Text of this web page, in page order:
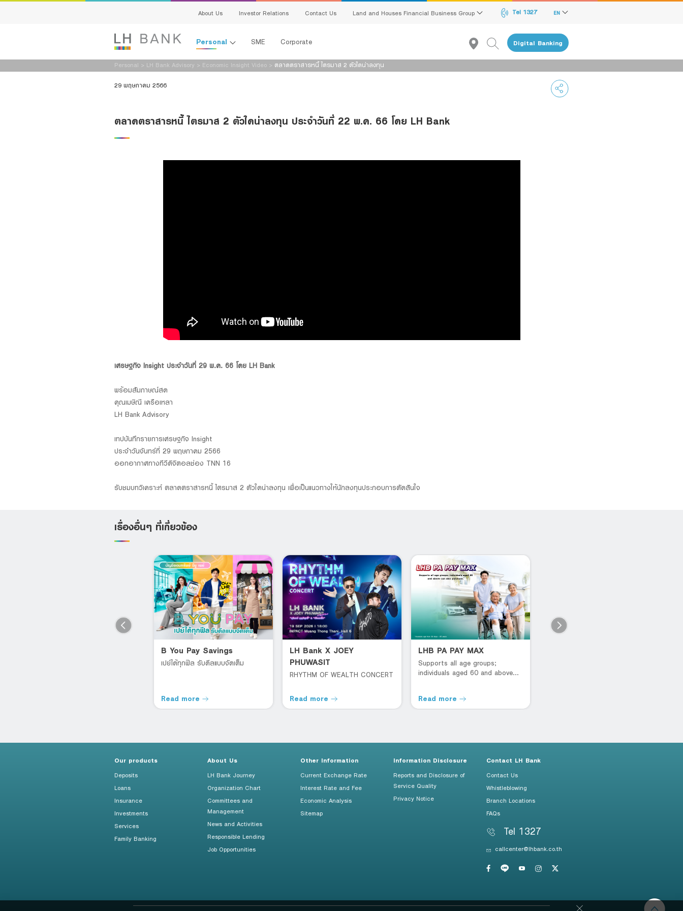
About Us Investor Relations Contact Us Land and Houses Financial Business Group Tel 1327 EN
Personal SME Corporate Digital Banking
Insurance
Personal > LH Bank Advisory > Economic Insight Video > ตลาดตราสารหนี้ ไตรมาส 2 ตัวใดน่าลงทุน
29 พฤษภาคม 2566
ตลาดตราสารหนี้ ไตรมาส 2 ตัวใดน่าลงทุน ประจำวันที่ 22 พ.ค. 66 โดย LH Bank
เศรษฐกิจ Insight ประจำวันที่ 29 พ.ค. 66 โดย LH Bank
พร้อมสัมภาษณ์สด
คุณเมษิณี เครือเหลา
LH Bank Advisory
เทปบันทึกรายการเศรษฐกิจ Insight
ประจำวันจันทร์ที่ 29 พฤษภาคม 2566
ออกอากาศทางทีวีดิจิตอลช่อง TNN 16
รับชมบทวิเคราะห์ ตลาดตราสารหนี้ ไตรมาส 2 ตัวใดน่าลงทุน เพื่อเป็นแนวทางให้นักลงทุนประกอบการตัดสินใจ
เรื่องอื่นๆ ที่เกี่ยวข้อง
B You Pay Savings
เปย์ได้ทุกฟิล รับดีลแบบจัดเต็ม
Read more
LH Bank X JOEY
PHUWASIT
RHYTHM OF WEALTH CONCERT
Read more
LHB PA PAY MAX
Supports all age groups;
individuals aged 60 and above
Read more
Our products
Deposits
Loans
Insurance
Investments
Services
Family Banking
About Us
LH Bank Journey
Organization Chart
Committees and
Management
News and Activities
Responsible Lending
Job Opportunities
Other Information
Current Exchange Rate
Interest Rate and Fee
Economic Analysis
Sitemap
Information Disclosure
Reports and Disclosure of
Service Quality
Privacy Notice
Contact LH Bank
Contact Us
Whistleblowing
Branch Locations
FAQs
Tel 1327
callcenter@lhbank.co.th